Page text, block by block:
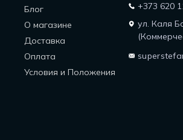
Блог
О магазине
Доставка
Оплата
Условия и Положения
+373 620
ул. Каля